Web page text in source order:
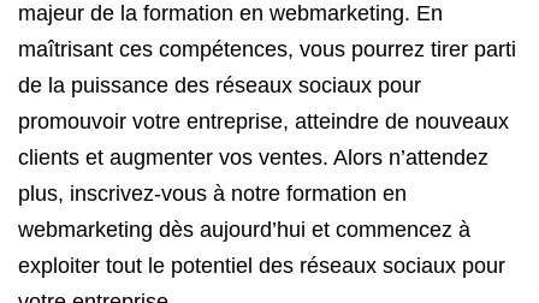
majeur de la formation en webmarketing. En
maîtrisant ces compétences, vous pourrez tirer parti
de la puissance des réseaux sociaux pour
promouvoir votre entreprise, atteindre de nouveaux
clients et augmenter vos ventes. Alors n’attendez
plus, inscrivez-vous à notre formation en
webmarketing dès aujourd’hui et commencez à
exploiter tout le potentiel des réseaux sociaux pour